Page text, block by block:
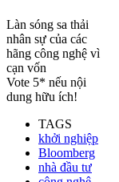
Làn sóng sa thải
nhân sự của các
hãng công nghệ vì
cạn vốn
Vote 5* nếu nội
dung hữu ích!
TAGS
khởi nghiệp
Bloomberg
nhà đầu tư